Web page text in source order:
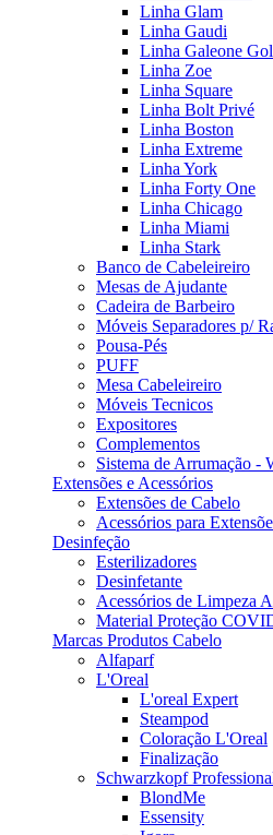
Linha Glam
Linha Gaudi
Linha Galeone
Linha Zoe
Linha Square
Linha Bolt Privé
Linha Boston
Linha Extreme
Linha York
Linha Forty One
Linha Chicago
Linha Miami
Linha Stark
Banco de Cabeleireiro
Mesas de Ajudante
Cadeira de Barbeiro
Móveis Separadores p/
Pousa-Pés
PUFF
Mesa Cabeleireiro
Móveis Tecnicos
Expositores
Complementos
Sistema de Arrumação -
Extensões e Acessórios
Extensões de Cabelo
Acessórios para
Desinfeção
Esterilizadores
Desinfetante
Acessórios de Limpeza
Material Proteção
Marcas Produtos Cabelo
Alfaparf
L'Oreal
L'oreal Expert
Steampod
Coloração L'Oreal
Finalização
Schwarzkopf
BlondMe
Essensity